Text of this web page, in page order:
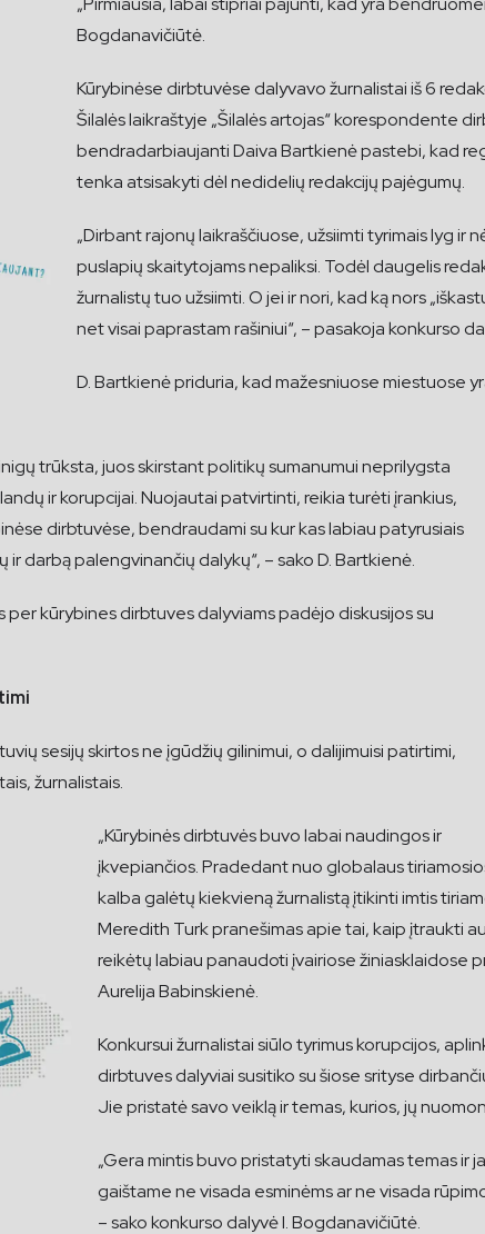
Bogdanavičiūtė.
Kūrybinėse dirbtuvėse dalyvavo žurnalistai iš 6
Šilalės laikraštyje „Šilalės artojas“ korespondente
bendradarbiaujanti Daiva Bartkienė pastebi, kad
tenka atsisakyti dėl nedidelių redakcijų pajėgumų.
„Dirbant rajonų laikraščiuose, užsiimti tyrimais lyg ir
puslapių skaitytojams nepaliksi. Todėl daugelis
žurnalistų tuo užsiimti. O jei ir nori, kad ką nors
net visai paprastam rašiniui“, – pasakoja konkurso
D. Bartkienė priduria, kad mažesniuose miestuose
trūksta, juos skirstant politikų sumanumui neprilygsta
ir korupcijai. Nuojautai patvirtinti, reikia turėti įrankius,
dirbtuvėse, bendraudami su kur kas labiau patyrusiais
darbą palengvinančių dalykų“, – sako D. Bartkienė.
kūrybines dirbtuves dalyviams padėjo diskusijos su
sesijų skirtos ne įgūdžių gilinimui, o dalijimuisi patirtimi,
žurnalistais.
„Kūrybinės dirbtuvės buvo labai naudingos ir
įkvepiančios. Pradedant nuo globalaus
kalba galėtų kiekvieną žurnalistą įtikinti imtis
Meredith Turk pranešimas apie tai, kaip įtraukti
reikėtų labiau panaudoti įvairiose žiniasklaidose
Aurelija Babinskienė.
Konkursui žurnalistai siūlo tyrimus korupcijos,
dirbtuves dalyviai susitiko su šiose srityse
Jie pristatė savo veiklą ir temas, kurios, jų
„Gera mintis buvo pristatyti skaudamas temas ir
gaištame ne visada esminėms ar ne visada
– sako konkurso dalyvė I. Bogdanavičiūtė.